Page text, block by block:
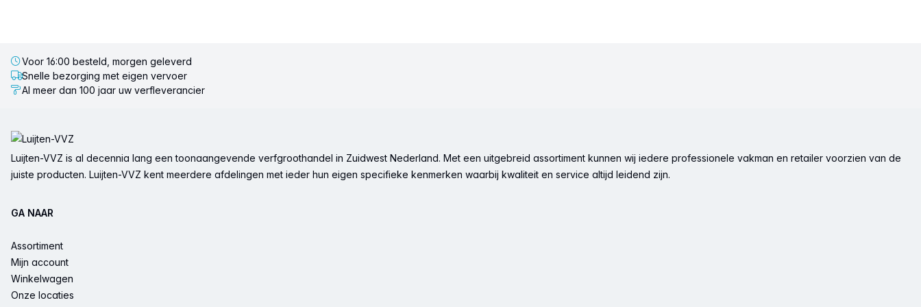
Voor 16:00 besteld, morgen geleverd
Snelle bezorging met eigen vervoer
Al meer dan 100 jaar uw verfleverancier
Luijten-VVZ is al decennia lang een toonaangevende verfgroothandel in Zuidwest Nederland. Met een uitgebreid assortiment kunnen wij iedere professionele vakman en retailer voorzien van de
juiste producten. Luijten-VVZ kent meerdere afdelingen met ieder hun eigen specifieke kenmerken waarbij kwaliteit en service altijd leidend zijn.
GA NAAR
Assortiment
Mijn account
Winkelwagen
Onze locaties